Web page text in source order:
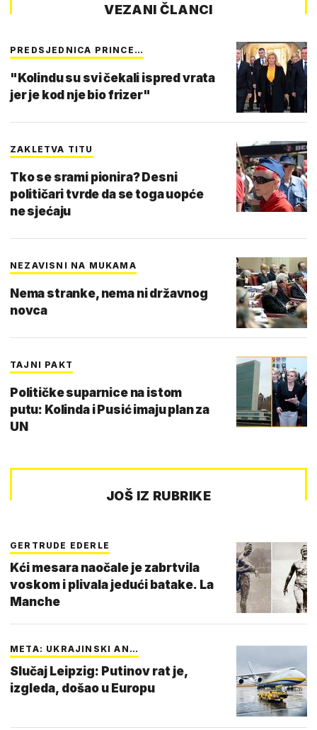
VEZANI ČLANCI
PREDSJEDNICA PRINCE…
"Kolindu su svi čekali ispred vrata
jer je kod nje bio frizer"
ZAKLETVA TITU
Tko se srami pionira? Desni
političari tvrde da se toga uopće
ne sjećaju
NEZAVISNI NA MUKAMA
Nema stranke, nema ni državnog
novca
TAJNI PAKT
Političke suparnice na istom
putu: Kolinda i Pusić imaju plan za
UN
JOŠ IZ RUBRIKE
GERTRUDE EDERLE
Kći mesara naočale je zabrtvila
voskom i plivala jedući batake. La
Manche
META: UKRAJINSKI AN…
Slučaj Leipzig: Putinov rat je,
izgleda, došao u Europu